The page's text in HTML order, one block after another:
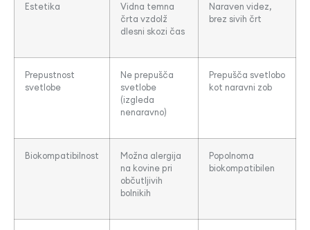
Estetika
Vidna temna
črta vzdolž
dlesni skozi čas
Naraven videz,
brez sivih črt
Prepustnost
svetlobe
Ne prepušča
svetlobe
(izgleda
nenaravno)
Prepušča svetlobo
kot naravni zob
Biokompatibilnost
Možna alergija
na kovine pri
občutljivih
bolnikih
Popolnoma
biokompatibilen